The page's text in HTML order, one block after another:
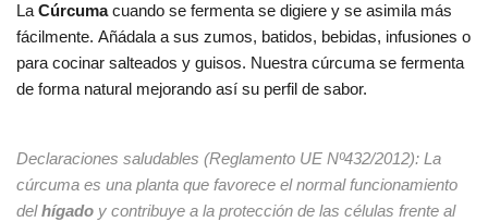
La Cúrcumacuando se fermenta se digiere y se asimila más
fácilmente. Añádala a sus zumos, batidos, bebidas, infusiones o
para cocinar salteados y guisos. Nuestra cúrcuma se fermenta
de forma natural mejorando así su perfil de sabor.
Declaraciones saludables (Reglamento UE Nº432/2012): La
cúrcuma es una planta que favorece el normal funcionamiento
delhígado y contribuye a la protección de las células frente al